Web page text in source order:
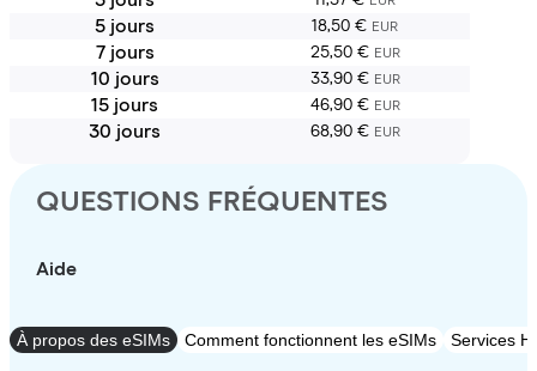
5 jours 18,50 € EUR
7 jours 25,50 € EUR
10 jours 33,90 € EUR
15 jours 46,90 € EUR
30 jours 68,90 € EUR
QUESTIONS FRÉQUENTES
Aide
À propos des eSIMs Comment fonctionnent les eSIMs Services